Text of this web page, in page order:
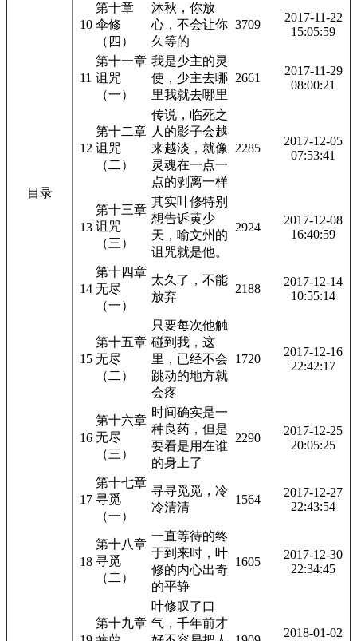
目录
10
第十章
伞修
（四）
沐秋，你放
心，不会让你
久等的
3709
2017-11-22
15:05:59
11
第十一章
诅咒
（一）
我是少主的灵
使，少主去哪
里我就去哪里
2661
2017-11-29
08:00:21
12
第十二章
诅咒
（二）
传说，临死之
人的影子会越
来越淡，就像
灵魂在一点一
点的剥离一样
2285
2017-12-05
07:53:41
13
第十三章
诅咒
（三）
其实叶修特别
想告诉黄少
天，喻文州的
诅咒就是他。
2924
2017-12-08
16:40:59
14
第十四章
无尽
（一）
太久了，不能
放弃
2188
2017-12-14
10:55:14
15
第十五章
无尽
（二）
只要每次他触
碰到我，这
里，已经不会
跳动的地方就
会疼
1720
2017-12-16
22:42:17
16
第十六章
无尽
（三）
时间确实是一
种良药，但是
要看是用在谁
的身上了
2290
2017-12-25
20:05:25
17
第十七章
寻觅
（一）
寻寻觅觅，冷
冷清清
1564
2017-12-27
22:43:54
18
第十八章
寻觅
（二）
一直等待的终
于到来时，叶
修的内心出奇
的平静
1605
2017-12-30
22:34:45
第十九章
叶修叹了口
气，千年前才
2018-01-02